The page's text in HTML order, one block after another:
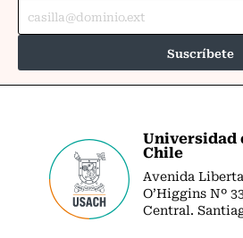
Universidad
Chile
Avenida
O’Higgins Nº
Central.